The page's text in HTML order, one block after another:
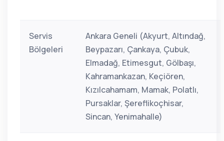
Servis
Bölgeleri
Ankara Geneli (Akyurt, Altındağ,
Beypazarı, Çankaya, Çubuk,
Elmadağ, Etimesgut, Gölbaşı,
Kahramankazan, Keçiören,
Kızılcahamam, Mamak, Polatlı,
Pursaklar, Şereflikoçhisar,
Sincan, Yenimahalle)